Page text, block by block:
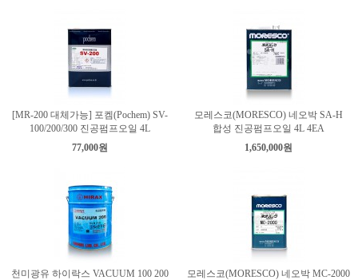
[MR-200 대체가능] 포켐(Pochem) SV-
100/200/300 진공펌프오일 4L
77,000원
모레스코(MORESCO) 네오박 SA-H
합성 진공펌프오일 4L 4EA
1,650,000원
천미광유 하이락스 VACUUM 100 200
모레스코(MORESCO) 네오박 MC-2000